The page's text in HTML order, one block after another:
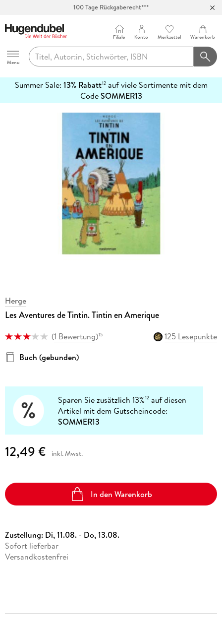
100 Tage Rückgaberecht***
Hugendubel
Menu
Filiale Konto Merkzettel Warenkorb
Summer Sale: 13% Rabatt12auf viele Sortimente mit dem
CodeSOMMER13
erfahren
Herge
Les Aventures de Tintin. Tintin en Amerique
(1 Bewertung)15
125 Lesepunkte
Buch (gebunden)
Sparen Sie zusätzlich 13%12 auf diesen
Artikel mit dem Gutscheincode:
SOMMER13
12,49 € inkl. Mwst.
In den Warenkorb
Zustellung: Di, 11.08. - Do, 13.08.
Sofort lieferbar
Versandkostenfrei